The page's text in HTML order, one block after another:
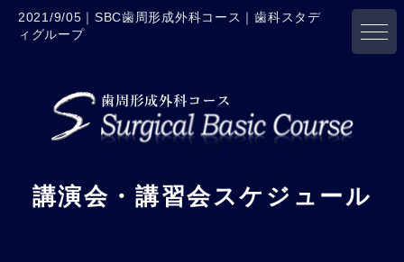
2021/9/05｜SBC歯周形成外科コース｜歯科スタデ
ィグループ
講演会・講習会スケジュール